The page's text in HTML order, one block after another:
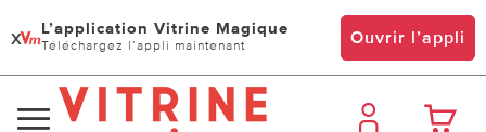
x L’application Vitrine Magique
Téléchargez l’appli maintenant Ouvrir l’appli